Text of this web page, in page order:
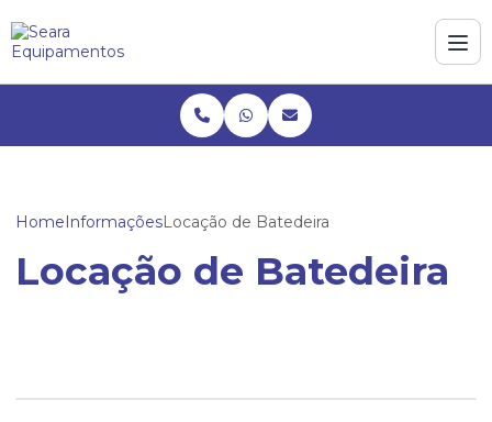
HomeInformaçõesLocação de Batedeira
Locação de Batedeira